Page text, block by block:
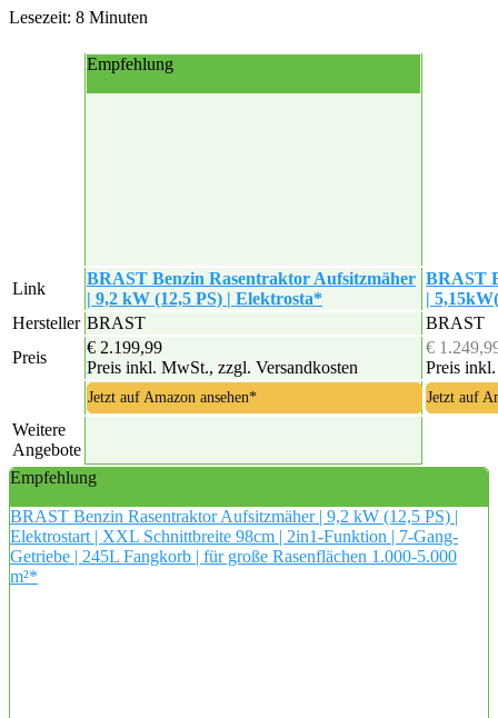
Lesezeit: 8 Minuten
Empfehlung
Link
BRAST Benzin Rasentraktor Aufsitzmäher
| 9,2 kW (12,5 PS) | Elektrosta*
BRAST
|
Hersteller BRAST
BRAST
Preis
€ 2.199,99
Preis inkl. MwSt., zzgl. Versandkosten
€
Preis
Jetzt auf Amazon ansehen* Jetzt auf
Weitere
Angebote
Empfehlung
BRAST Benzin Rasentraktor Aufsitzmäher | 9,2 kW (12,5 PS) |
Elektrostart | XXL Schnittbreite 98cm | 2in1-Funktion | 7-Gang-
Getriebe | 245L Fangkorb | für große Rasenflächen 1.000-5.000
m²*